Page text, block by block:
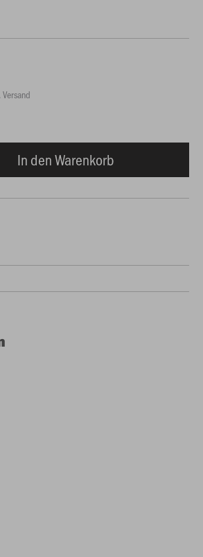
In den Warenkorb